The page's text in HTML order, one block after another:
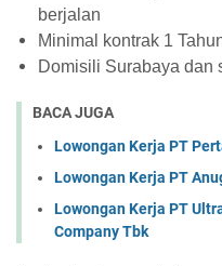
berjalan
Minimal kontrak 1
Domisili Surabaya dan
BACA JUGA
Lowongan Kerja PT
Lowongan Kerja PT
Lowongan Kerja PT
Company Tbk